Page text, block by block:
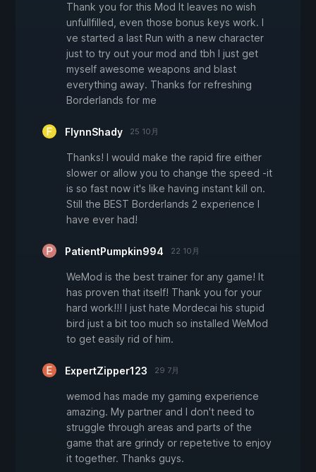
Thank you for this Mod It leaves no wish
unfullfilled, even those bonus keys work. I
ve started a last Run with a new character
just to try out your mod and tbh I just get
myself awesome weapons and blast
everything away. Thanks for refreshing
Borderlands for me
FlynnShady 25 10月
Thanks! I would make the rapid fire either
slower or allow you to change the speed -it
is so fast now it's like having instant kill on.
Still the BEST Borderlands 2 experience I
have ever had!
PatientPumpkin994 22 10月
WeMod is the best trainer for any game! It
has proven that itself! Thank you for your
hard work!!! I just hate Mordecai his stupid
bird just a bit too much so installed WeMod
to get easily rid of him.
ExpertZipper123 29 7月
wemod has made my gaming experience
amazing. My partner and I don't need to
struggle through areas and parts of the
game that are grindy or repetetive to enjoy
it together. Thanks guys.